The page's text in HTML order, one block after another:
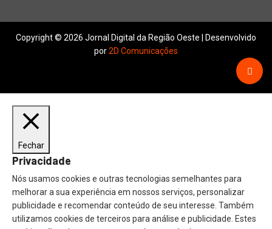
Copyright © 2026 Jornal Digital da Região Oeste | Desenvolvido
por2D Comunicações
Fechar
Privacidade
Nós usamos cookies e outras tecnologias semelhantes para
melhorar a sua experiência em nossos serviços, personalizar
publicidade e recomendar conteúdo de seu interesse. Também
utilizamos cookies de terceiros para análise e publicidade. Estes